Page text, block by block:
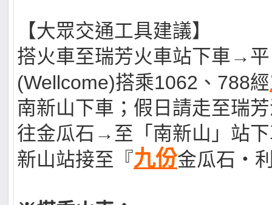
【大眾交通工具建議】
搭火車至瑞芳火車站下車→
(Wellcome)搭乘1062、788經
南新山下車；假日請走至瑞
往金瓜石→至「南新山」站
新山站接至『九份金瓜石‧